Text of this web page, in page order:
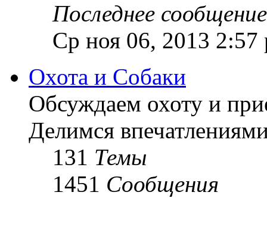
Последнее сообщение
Ср ноя 06, 2013 2:57
Охота и Собаки
Обсуждаем охоту и
Делимся
131 Темы
1451 Сообщения